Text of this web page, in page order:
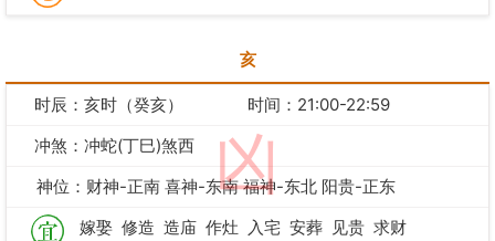
亥
凶
时辰：亥时（癸亥）
时间：21:00-22:59
冲煞：冲蛇(丁巳)煞西
神位：财神-正南 喜神-东南 福神-东北 阳贵-正东
嫁娶 修造 造庙 作灶 入宅 安葬 见贵 求财